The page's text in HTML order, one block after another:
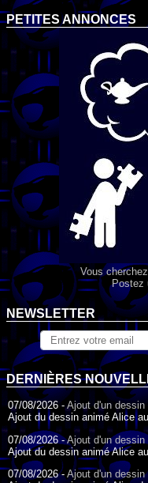
PETITES ANNONCES
Vous
Postez
NEWSLETTER
DERNIÈRES
07/08/2026 -Ajout d'un dessin
Ajout du dessin animé Alice
07/08/2026 -Ajout d'un dessin
Ajout du dessin animé Alice
07/08/2026 -Ajout d'un dessin